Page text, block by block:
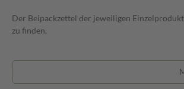
Der Beipackzettel der jeweiligen
zu finden.